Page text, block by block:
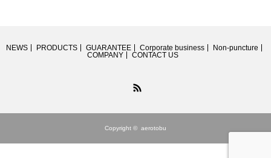
NEWS PRODUCTS GUARANTEE Corporate business
Non-puncture
COMPANY
CONTACT US
Copyright © aerotobu